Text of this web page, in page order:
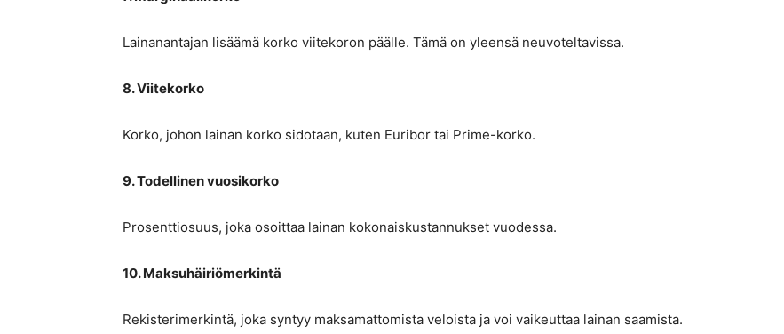
Lainanantajan lisäämä korko viitekoron päälle. Tämä on yleensä neuvoteltavissa.
8. Viitekorko
Korko, johon lainan korko sidotaan, kuten Euribor tai Prime-korko.
9. Todellinen vuosikorko
Prosenttiosuus, joka osoittaa lainan kokonaiskustannukset vuodessa.
10. Maksuhäiriömerkintä
Rekisterimerkintä, joka syntyy maksamattomista veloista ja voi vaikeuttaa lainan saamista.